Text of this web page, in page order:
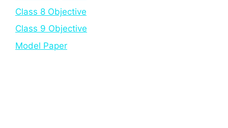
Class 8 Objective
Class 9 Objective
Model Paper